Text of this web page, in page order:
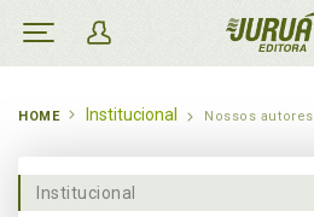
HOME Institucional Nossos autores
Institucional